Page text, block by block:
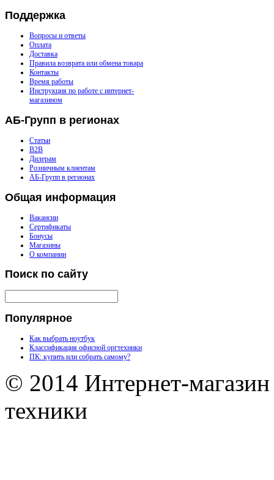
Поддержка
Вопросы и ответы
Оплата
Доставка
Правила возврата или обмена товара
Контакты
Время работы
Инструкция по работе с интернет-
магазином
АБ-Групп в регионах
Статьи
B2B
Дилерам
Розничным клиентам
АБ-Групп в регионах
Общая информация
Вакансии
Сертификаты
Бонусы
Магазины
О компании
Поиск по сайту
Популярное
Как выбрать ноутбук
Классификация офисной оргтехники
ПК: купить или собрать самому?
© 2014 Интернет-
техники